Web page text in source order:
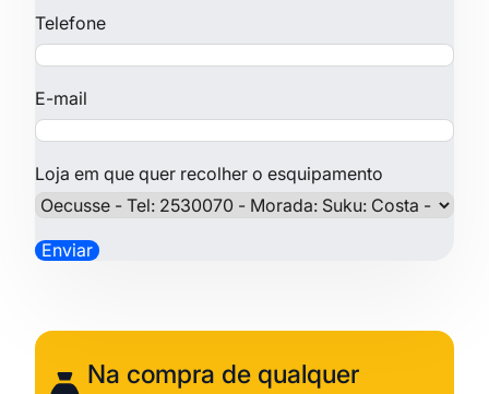
Telefone
E-mail
Loja em que quer recolher o esquipamento
Na compra de qualquer